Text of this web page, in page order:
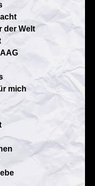
der Welt
mich